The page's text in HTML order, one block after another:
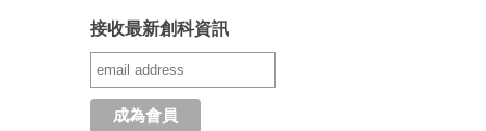
接收最新創科資訊